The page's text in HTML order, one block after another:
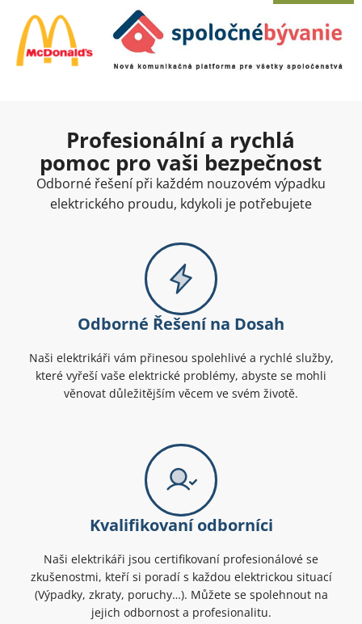
Profesionální a rychlá
pomoc pro vaši bezpečnost
Odborné řešení při každém nouzovém výpadku
elektrického proudu, kdykoli je potřebujete
Odborné Řešení na Dosah
Naši elektrikáři vám přinesou spolehlivé a rychlé služby,
které vyřeší vaše elektrické problémy, abyste se mohli
věnovat důležitějším věcem ve svém životě.
Kvalifikovaní odborníci
Naši elektrikáři jsou certifikovaní profesionálové se
zkušenostmi, kteří si poradí s každou elektrickou situací
(Výpadky, zkraty, poruchy…). Můžete se spolehnout na
jejich odbornost a profesionalitu.